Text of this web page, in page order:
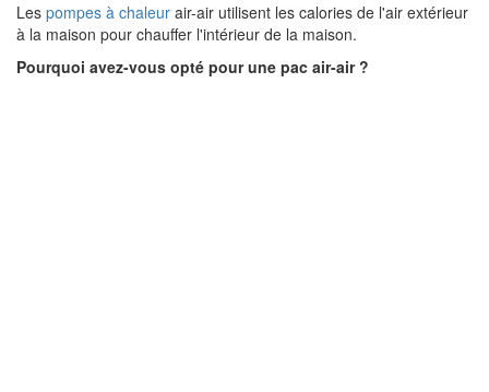
Les pompes à chaleur air-air utilisent les calories de l'air extérieur
à la maison pour chauffer l'intérieur de la maison.
Pourquoi avez-vous opté pour une pac air-air ?